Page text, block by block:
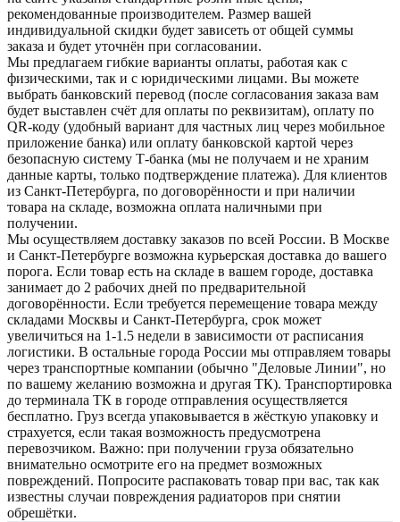
рекомендованные производителем. Размер вашей
индивидуальной скидки будет зависеть от общей суммы
заказа и будет уточнён при согласовании.
Мы предлагаем гибкие варианты оплаты, работая как с
физическими, так и с юридическими лицами. Вы можете
выбрать банковский перевод (после согласования заказа вам
будет выставлен счёт для оплаты по реквизитам), оплату по
QR-коду (удобный вариант для частных лиц через мобильное
приложение банка) или оплату банковской картой через
безопасную систему Т-банка (мы не получаем и не храним
данные карты, только подтверждение платежа). Для клиентов
из Санкт-Петербурга, по договорённости и при наличии
товара на складе, возможна оплата наличными при
получении.
Мы осуществляем доставку заказов по всей России. В Москве
и Санкт-Петербурге возможна курьерская доставка до вашего
порога. Если товар есть на складе в вашем городе, доставка
занимает до 2 рабочих дней по предварительной
договорённости. Если требуется перемещение товара между
складами Москвы и Санкт-Петербурга, срок может
увеличиться на 1-1.5 недели в зависимости от расписания
логистики. В остальные города России мы отправляем товары
через транспортные компании (обычно "Деловые Линии", но
по вашему желанию возможна и другая ТК). Транспортировка
до терминала ТК в городе отправления осуществляется
бесплатно. Груз всегда упаковывается в жёсткую упаковку и
страхуется, если такая возможность предусмотрена
перевозчиком. Важно: при получении груза обязательно
внимательно осмотрите его на предмет возможных
повреждений. Попросите распаковать товар при вас, так как
известны случаи повреждения радиаторов при снятии
обрешётки.